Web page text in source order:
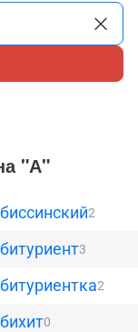
"А"
2
3
2
0